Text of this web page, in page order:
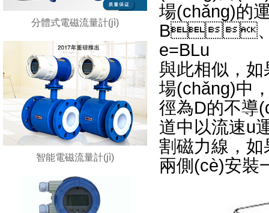
分體式電磁流量計(jì)
智能電磁流量計(jì)
場(chǎng)的
B、
e=BLu
與此相似，
場(chǎng)中
徑為D的不導
道中以流速u
割磁力線，
兩側(cè)安裝